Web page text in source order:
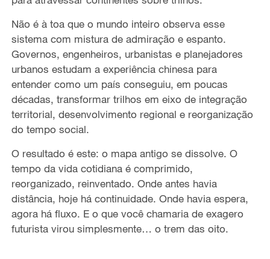
Não é à toa que o mundo inteiro observa esse
sistema com mistura de admiração e espanto.
Governos, engenheiros, urbanistas e planejadores
urbanos estudam a experiência chinesa para
entender como um país conseguiu, em poucas
décadas, transformar trilhos em eixo de integração
territorial, desenvolvimento regional e reorganização
do tempo social.
O resultado é este: o mapa antigo se dissolve. O
tempo da vida cotidiana é comprimido,
reorganizado, reinventado. Onde antes havia
distância, hoje há continuidade. Onde havia espera,
agora há fluxo. E o que você chamaria de exagero
futurista virou simplesmente… o trem das oito.